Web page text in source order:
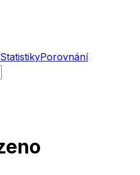
StatistikyPorovnání